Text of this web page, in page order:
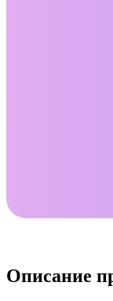
Описание